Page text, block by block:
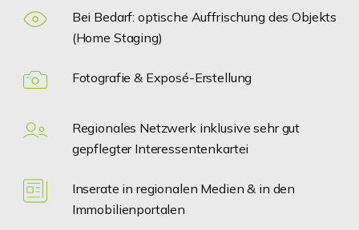
Bei Bedarf: optische Auffrischung des Objekts
(Home Staging)
Fotografie & Exposé-Erstellung
Regionales Netzwerk inklusive sehr gut
gepflegter Interessentenkartei
Inserate in regionalen Medien & in den
Immobilienportalen